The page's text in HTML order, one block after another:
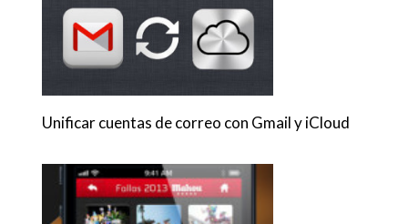
Unificar cuentas de correo con Gmail y iCloud